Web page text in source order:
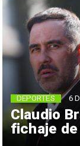
Claudio
fichaje
DEPORTES 6